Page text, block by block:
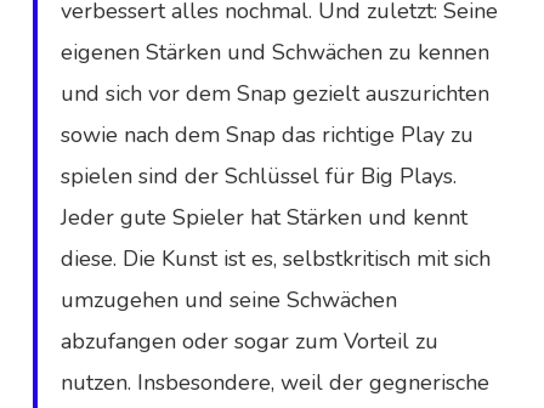
verbessert alles nochmal. Und zuletzt: Seine
eigenen Stärken und Schwächen zu kennen
und sich vor dem Snap gezielt auszurichten
sowie nach dem Snap das richtige Play zu
spielen sind der Schlüssel für Big Plays.
Jeder gute Spieler hat Stärken und kennt
diese. Die Kunst ist es, selbstkritisch mit sich
umzugehen und seine Schwächen
abzufangen oder sogar zum Vorteil zu
nutzen. Insbesondere, weil der gegnerische